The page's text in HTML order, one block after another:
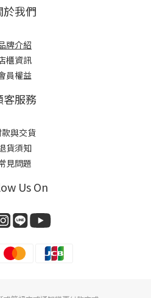
於我們
牌介紹
櫃資訊
員權益
客服務
款與交貨
貨須知
見問題
Us On